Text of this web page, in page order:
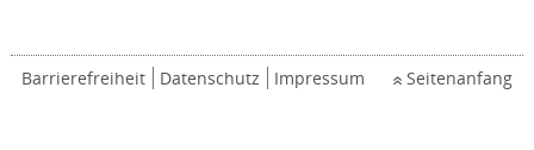
Barrierefreiheit Datenschutz Impressum Seitenanfang